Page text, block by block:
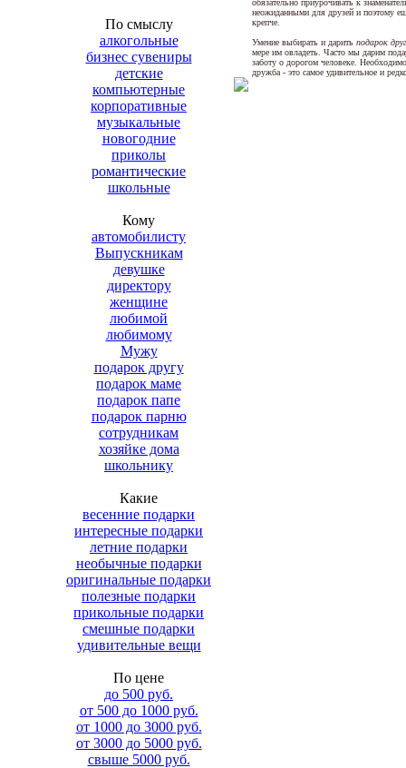
По смыслу
алкогольные
бизнес сувениры
детские
компьютерные
корпоративные
музыкальные
новогодние
приколы
романтические
школьные
Кому
автомобилисту
Выпускникам
девушке
директору
женщине
любимой
любимому
Мужу
подарок другу
подарок маме
подарок папе
подарок парню
сотрудникам
хозяйке дома
школьнику
Какие
весенние подарки
интересные подарки
летние подарки
необычные подарки
оригинальные подарки
полезные подарки
прикольные подарки
смешные подарки
удивительные вещи
По цене
до 500 руб.
от 500 до 1000 руб.
от 1000 до 3000 руб.
от 3000 до 5000 руб.
свыше 5000 руб.
обязательно приурочивать к
неожиданными для друзей и поэтому
крепче.
Умение выбирать и дарить подарок
мере им овладеть. Часто мы дарим
заботу о дорогом человеке.
дружба - это самое удивительное и